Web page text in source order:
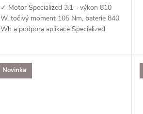
✓ Motor Specialized 3.1 - výkon 810
W, točivý moment 105 Nm, baterie 840
Wh a podpora aplikace Specialized
Novinka